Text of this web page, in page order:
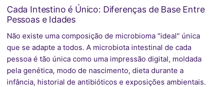
Cada Intestino é Único: Diferenças de Base Entre
Pessoas e Idades
Não existe uma composição de microbioma "ideal" única
que se adapte a todos. A microbiota intestinal de cada
pessoa é tão única como uma impressão digital, moldada
pela genética, modo de nascimento, dieta durante a
infância, historial de antibióticos e exposições ambientais.